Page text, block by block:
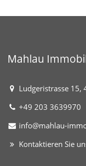
Mahlau
Ludgeristrasse 15,
+49 203 3639970
info@mahlau-
Kontaktieren Sie